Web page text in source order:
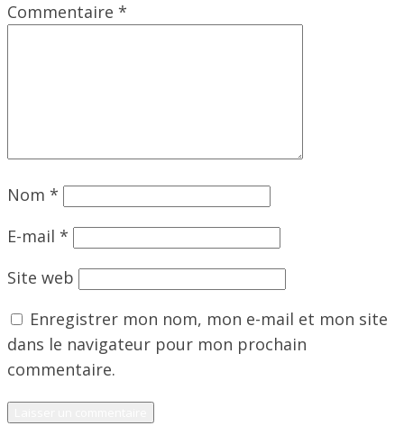
Commentaire *
Nom *
E-mail *
Site web
Enregistrer mon nom, mon e-mail et mon site
dans le navigateur pour mon prochain
commentaire.